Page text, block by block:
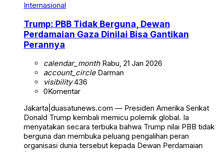
Internasional
Trump: PBB Tidak Berguna, Dewan
Perdamaian Gaza Dinilai Bisa Gantikan
Perannya
calendar_monthRabu, 21 Jan 2026
account_circleDarman
visibility436
0Komentar
Jakarta|duasatunews.com — Presiden Amerika Serikat
Donald Trump kembali memicu polemik global. Ia
menyatakan secara terbuka bahwa Trump nilai PBB tidak
berguna dan membuka peluang pengalihan peran
organisasi dunia tersebut kepada Dewan Perdamaian